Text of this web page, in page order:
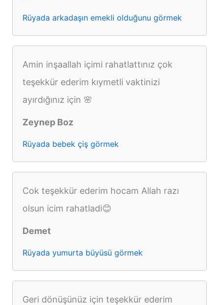
Rüyada arkadaşın emekli olduğunu görmek
Amin inşaallah içimi rahatlattınız çok
teşekkür ederim kıymetli vaktinizi
ayırdığınız için 🌸
Zeynep Boz
Rüyada bebek çiş görmek
Cok teşekkür ederim hocam Allah razı
olsun icim rahatladi😊
Demet
Rüyada yumurta büyüsü görmek
Geri dönüşünüz için teşekkür ederim